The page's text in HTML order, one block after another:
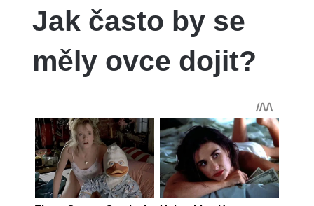
Jak často by se
měly ovce dojit?